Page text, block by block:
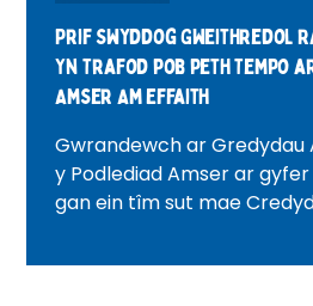
Prif Swyddog Gweithredol
Yn Trafod pob peth Tempo
Amser Am Effaith
Gwrandewch ar
y Podlediad Amser ar
gan ein tîm sut mae
ac yn sbarduno effaith